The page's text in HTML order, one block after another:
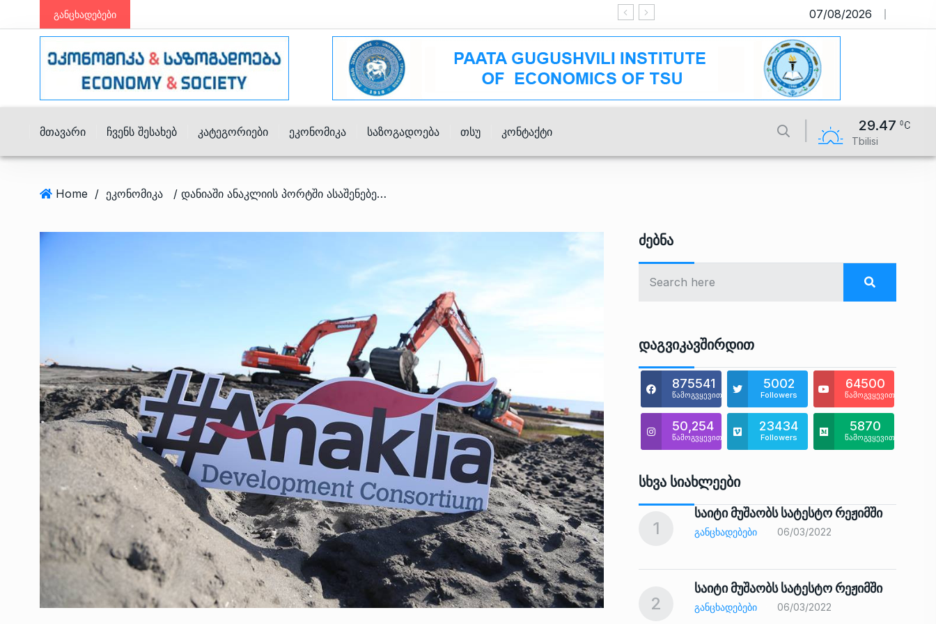
განცხადებები საიტი მუშაობს სატესტო რეჟიმში
07/08/2026
Მთავარი Ჩვენს Შესახებ Კატეგორიები Ეკონომიკა Საზოგადოება Თსუ Კონტაქტი 29.47
Tbilisi
Home / ეკონომიკა / დანიაში ანაკლიის პორტში ასაშენებელი ტალღმტეხელის მოდელის/მაკეტის ტესტირება მიმდინარეობს – სამინისტრო
Ძებნა
Დაგვიკავშირდით
875541
წამოგვყევით
5002
Followers
64500
წამოგვყევით
50,254
წამოგვყევით
23434
Followers
5870
წამოგვყევით
Სხვა Სიახლეები
6
ოთარ შამუგია ბაქოში გამართულ
მინისტერიალზე სიტყვით…
ᲔᲙᲝᲜᲝᲛᲘᲙᲐ 10/05/2022
7
გოგიტა თოდრაძე საქართველოს
სტატისტიკის ეროვნული
11
ზურაბ აზარაშვილი:
„სოციალურად დაუცველთა
დასაქმების პროგრამაში,…
ᲡᲐᲖᲝᲒᲐᲓᲝᲔᲑᲐ 13/05/2022
აბაშის მუნიციპალიტეტი
1
საიტი მუშაობს სატესტო რეჟიმში
ᲒᲐᲜᲪᲮᲐᲓᲔᲑᲔᲑᲘ 06/03/2022
2
საიტი მუშაობს სატესტო რეჟიმში
ᲒᲐᲜᲪᲮᲐᲓᲔᲑᲔᲑᲘ 06/03/2022